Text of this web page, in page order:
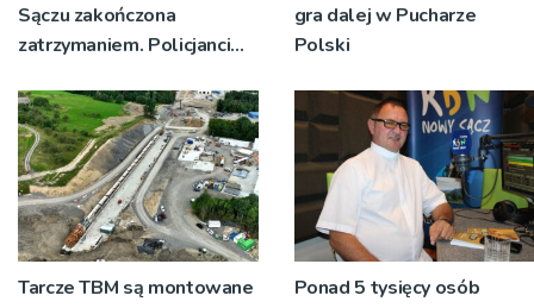
Sączu zakończona
zatrzymaniem. Policjanci
dźgnięcia 31-letniego
mężczyzny
gra dalej w Pucharze
Polski
Tarcze TBM są montowane
Ponad 5 tysięcy osób